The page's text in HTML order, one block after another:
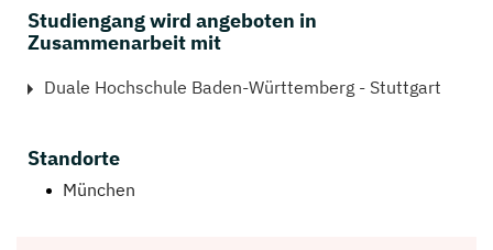
Studiengang wird angeboten in
Zusammenarbeit mit
Duale Hochschule Baden-Württemberg - Stuttgart
Standorte
München